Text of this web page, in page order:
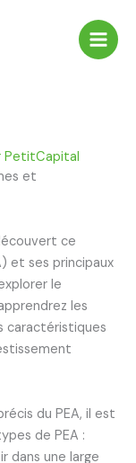
PetitCapital
et
ce
et ses principaux
le
les
caractéristiques
du PEA, il est
de PEA :
dans une large